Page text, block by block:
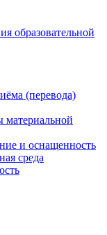
образовательной
(перевода)
и оснащенность
среда